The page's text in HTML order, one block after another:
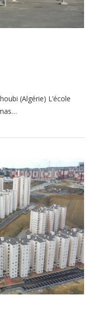
(Algérie) L’école